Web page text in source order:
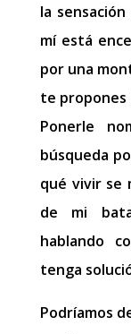
la
mí está
por una
te propones
Ponerle
búsqueda
qué vivir se
de mi
hablando
tenga
Podríamos